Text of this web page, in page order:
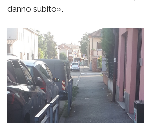
danno subito».